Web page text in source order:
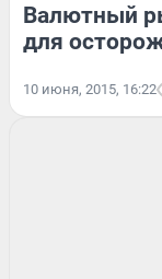
Валютный
для
10 июня, 2015, 16:22